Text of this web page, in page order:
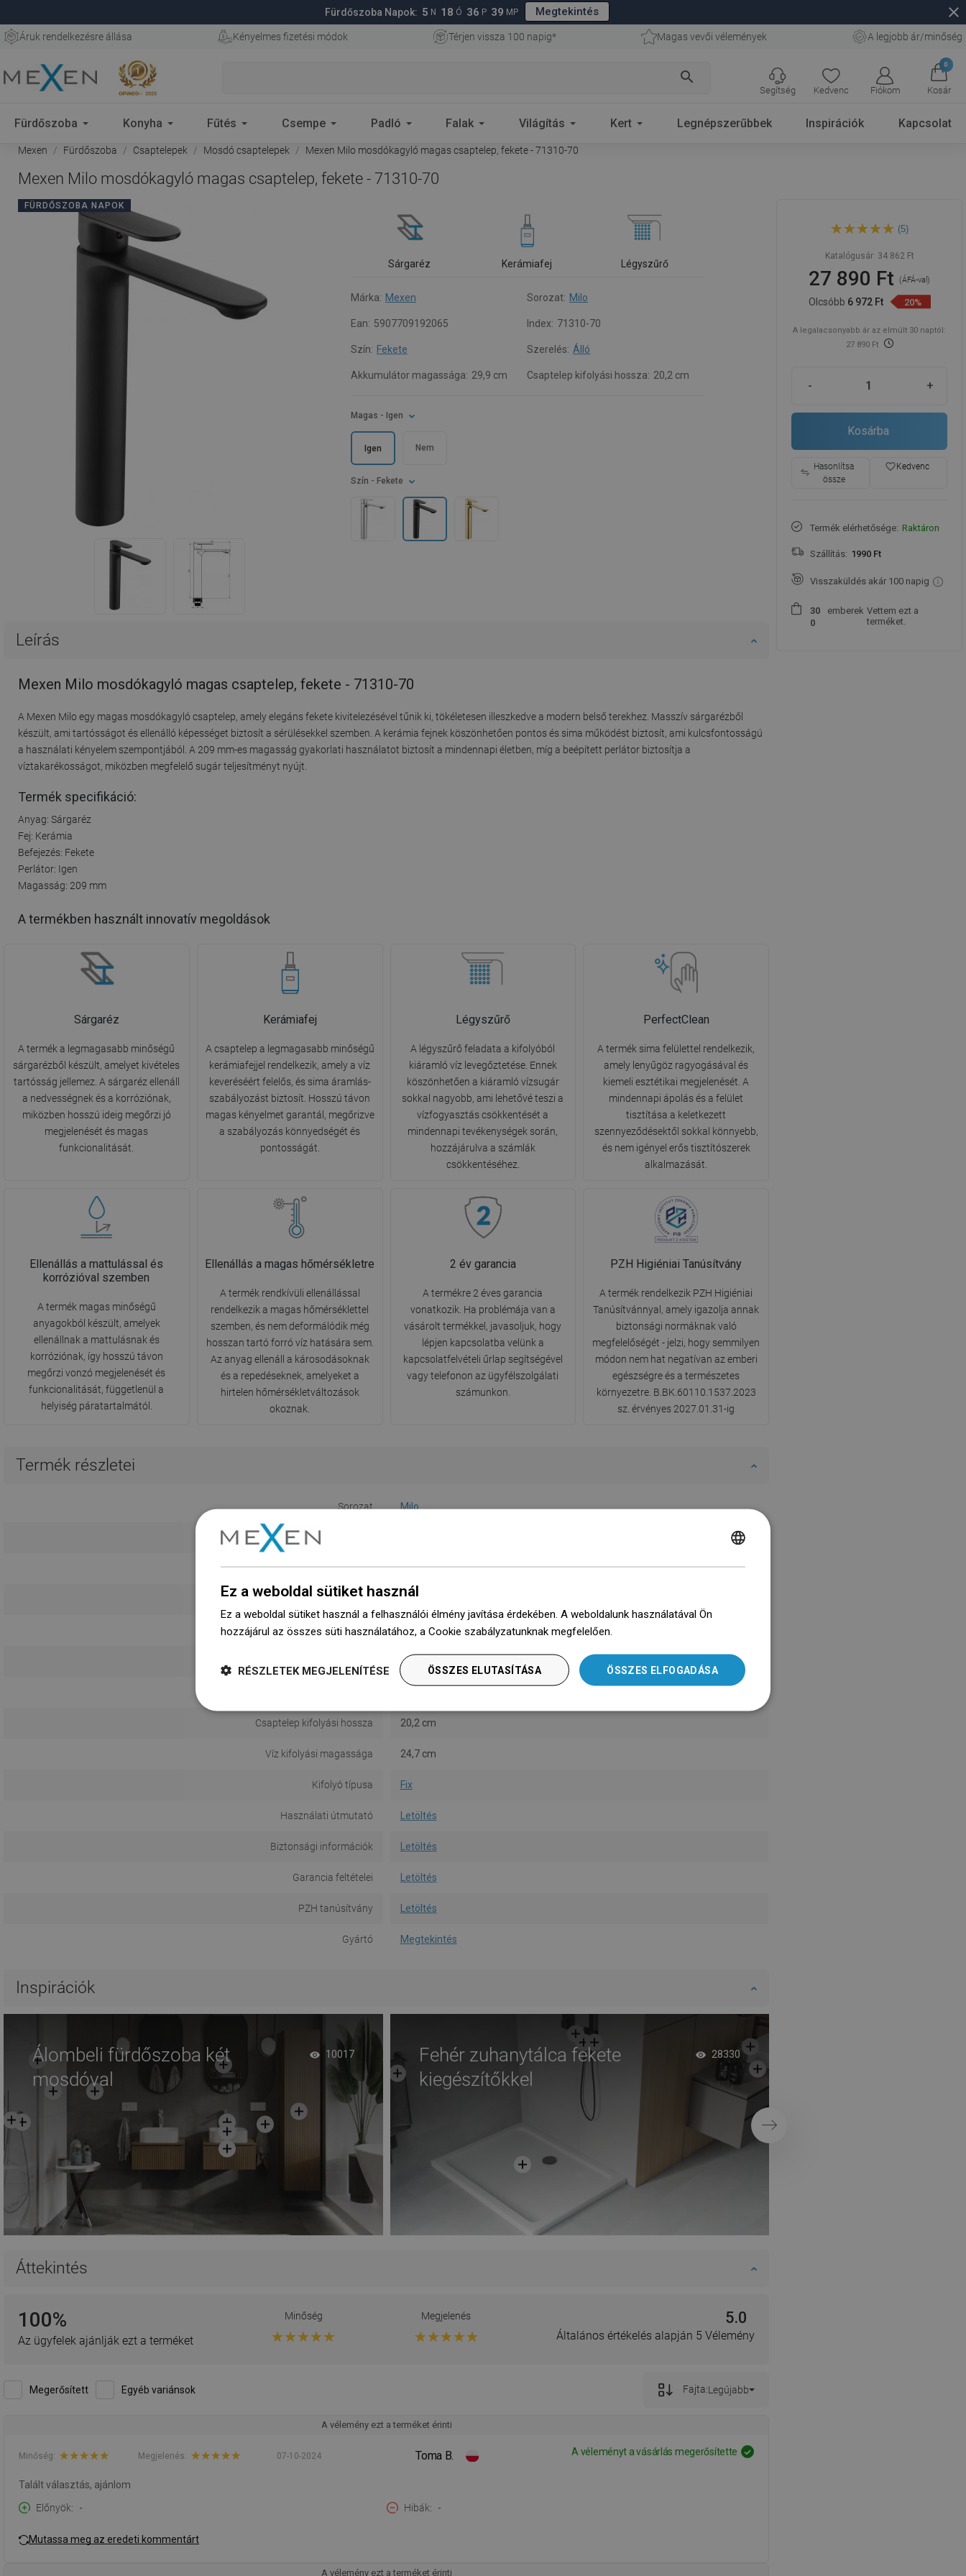
Fürdőszoba Napok: 5 N 18 Ó 36 P 38 MP Megtekintés close
Áruk rendelkezésre állása Kényelmes fizetési módok Térjen vissza 100 napig* Magas vevői vélemények A legjobb ár/minőség
search
Kedvenc Fiókom
0
Kosár
Segítség
Fürdőszoba Konyha Fűtés Csempe Padló Falak Világítás Kert Legnépszerűbbek Inspirációk Kapcsolat
Mexen Fürdőszoba Csaptelepek Mosdó csaptelepek Mexen Milo mosdókagyló magas csaptelep, fekete - 71310-70
Mexen Milo mosdókagyló magas csaptelep, fekete - 71310-70
FÜRDŐSZOBA NAPOK
Sárgaréz Kerámiafej Légyszűrő
Márka: Mexen Sorozat: Milo
Ean: 5907709192065 Index: 71310-70
Szín: Fekete Szerelés: Álló
Akkumulátor magassága: 29,9 cm Csaptelep kifolyási hossza: 20,2 cm
Szín - Fekete
Magas - Igen
Nem
Igen
Leírás
Mexen Milo mosdókagyló magas csaptelep, fekete - 71310-70
A Mexen Milo egy magas mosdókagyló csaptelep, amely elegáns fekete kivitelezésével tűnik ki, tökéletesen illeszkedve a modern belső terekhez. Masszív sárgarézből
készült, ami tartósságot és ellenálló képességet biztosít a sérülésekkel szemben. A kerámia fejnek köszönhetően pontos és sima működést biztosít, ami kulcsfontosságú
a használati kényelem szempontjából. A 209 mm-es magasság gyakorlati használatot biztosít a mindennapi életben, míg a beépített perlátor biztosítja a
víztakarékosságot, miközben megfelelő sugár teljesítményt nyújt.
Termék specifikáció:
Anyag: Sárgaréz
Fej: Kerámia
Befejezés: Fekete
Perlátor: Igen
Magasság: 209 mm
A termékben használt innovatív megoldások
Sárgaréz
A termék a legmagasabb minőségű
sárgarézből készült, amelyet kivételes
tartósság jellemez. A sárgaréz ellenáll
a nedvességnek és a korróziónak,
miközben hosszú ideig megőrzi jó
megjelenését és magas
funkcionalitását.
Kerámiafej
A csaptelep a legmagasabb minőségű
kerámiafejjel rendelkezik, amely a víz
keveréséért felelős, és sima áramlás-
szabályozást biztosít. Hosszú távon
magas kényelmet garantál, megőrizve
a szabályozás könnyedségét és
pontosságát.
Légyszűrő
A légyszűrő feladata a kifolyóból
kiáramló víz levegőztetése. Ennek
köszönhetően a kiáramló vízsugár
sokkal nagyobb, ami lehetővé teszi a
vízfogyasztás csökkentését a
mindennapi tevékenységek során,
hozzájárulva a számlák
csökkentéséhez.
PerfectClean
A termék sima felülettel rendelkezik,
amely lenyűgöz ragyogásával és
kiemeli esztétikai megjelenését. A
mindennapi ápolás és a felület
tisztítása a keletkezett
szennyeződésektől sokkal könnyebb,
és nem igényel erős tisztítószerek
alkalmazását.
Ellenállás a mattulással és
korrózióval szemben
A termék magas minőségű
anyagokból készült, amelyek
ellenállnak a mattulásnak és
korróziónak, így hosszú távon
megőrzi vonzó megjelenését és
funkcionalitását, függetlenül a
helyiség páratartalmától.
Ellenállás a magas hőmérsékletre
A termék rendkívüli ellenállással
rendelkezik a magas hőmérséklettel
szemben, és nem deformálódik még
hosszan tartó forró víz hatására sem.
Az anyag ellenáll a károsodásoknak
és a repedéseknek, amelyeket a
hirtelen hőmérsékletváltozások
okoznak.
2 év garancia
A termékre 2 éves garancia
vonatkozik. Ha problémája van a
vásárolt termékkel, javasoljuk, hogy
lépjen kapcsolatba velünk a
kapcsolatfelvételi űrlap segítségével
vagy telefonon az ügyfélszolgálati
számunkon.
PZH Higiéniai Tanúsítvány
A termék rendelkezik PZH Higiéniai
Tanúsítvánnyal, amely igazolja annak
biztonsági normáknak való
megfelelőségét - jelzi, hogy semmilyen
módon nem hat negatívan az emberi
egészségre és a természetes
környezetre. B.BK.60110.1537.2023
sz. érvényes 2027.01.31-ig
Termék részletei
Sorozat Milo
Magas Igen
Dugó a készletben Nem
Szerelés Álló
Nem
Csaptelep kifolyási hossza 20,2 cm
Víz kifolyási magassága 24,7 cm
Kifolyó típusa Fix
Használati útmutató Letöltés
Biztonsági információk Letöltés
Garancia feltételei Letöltés
PZH tanúsítvány Letöltés
Gyártó Megtekintés
Inspirációk
Álombeli fürdőszoba két
mosdóval
10017
Fehér zuhanytálca fekete
kiegészítőkkel
28330
Következő
Áttekintés
100%
Az ügyfelek ajánlják ezt a terméket
Minőség Megjelenés 5.0
Általános értékelés alapján 5 Vélemény
Megerősített Egyéb variánsok Fajta:Legújabb
A vélemény ezt a terméket érinti
Toma B. A véleményt a vásárlás megerősítette
07-10-2024
Minőség: Megjelenés:
Talált választás, ajánlom
Előnyök
- Hibák -
Mutassa meg az eredeti kommentárt
A vélemény ezt a terméket érinti
magas csaptelep, fekete -
(5)
Katalógusár: 34 862 Ft
27 890 Ft(ÁFÁ-val)
Olcsóbb 6 972 Ft 20%
A legalacsonyabb ár az elmúlt 30 naptól:
27 890 Ft
- +
Kosárba
Hasonlítsa
össze
favorite_borderKedvenc
Termék elérhetősége: Raktáron
Szállítás: 1990 Ft
Visszaküldés akár 100 napig
30
0
emberek Vettem ezt a
terméket.
LITHUANIAN
CROATIAN
GREEK
SLOVENIAN
Ez a weboldal sütiket használ
Ez a weboldal sütiket használ a felhasználói élmény javítása érdekében. A weboldalunk használatával Ön
hozzájárul az összes süti használatához, a Cookie szabályzatunknak megfelelően.
ÖSSZES ELFOGADÁSA
ÖSSZES ELUTASÍTÁSA
RÉSZLETEK MEGJELENÍTÉSE